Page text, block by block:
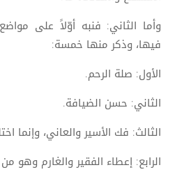
وأما الثاني: فنبه أوّلاً على
فيها، وذكر منها خمسة:
الأول: صلة الرحم.
الثاني: حسن الضيافة.
الثالث: فك الأسير والعاني، وإنما
الرابع: إعطاء الفقير والغارم وهو